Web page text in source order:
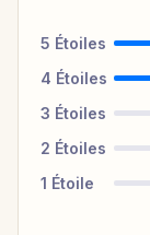
5 Étoiles
4 Étoiles
3 Étoiles
2 Étoiles
1 Étoile